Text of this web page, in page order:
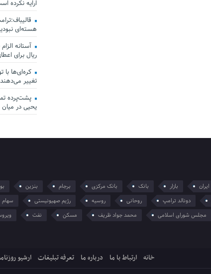
ارایه نکرده
هسته‌ای
ریال برای
کره‌ای‌ها با
تغییر می‌دهند
پشت‌پرده
یحیی در
ایران بازار بانک بانک مرکزی برجام بنزین
دونالد ترامپ روحانی روسیه رژیم صهیونیستی سهام
مجلس شورای اسلامی محمد جواد ظریف مسکن نفت
خانه ارتباط با ما درباره ما تعرفه تبلیغات ارشیو